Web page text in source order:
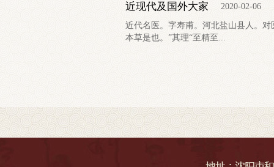
近现代及国外大家 2020-02-06
近代名医。字寿甫。河北盐山县人。
本草是也。”其理“至精至...